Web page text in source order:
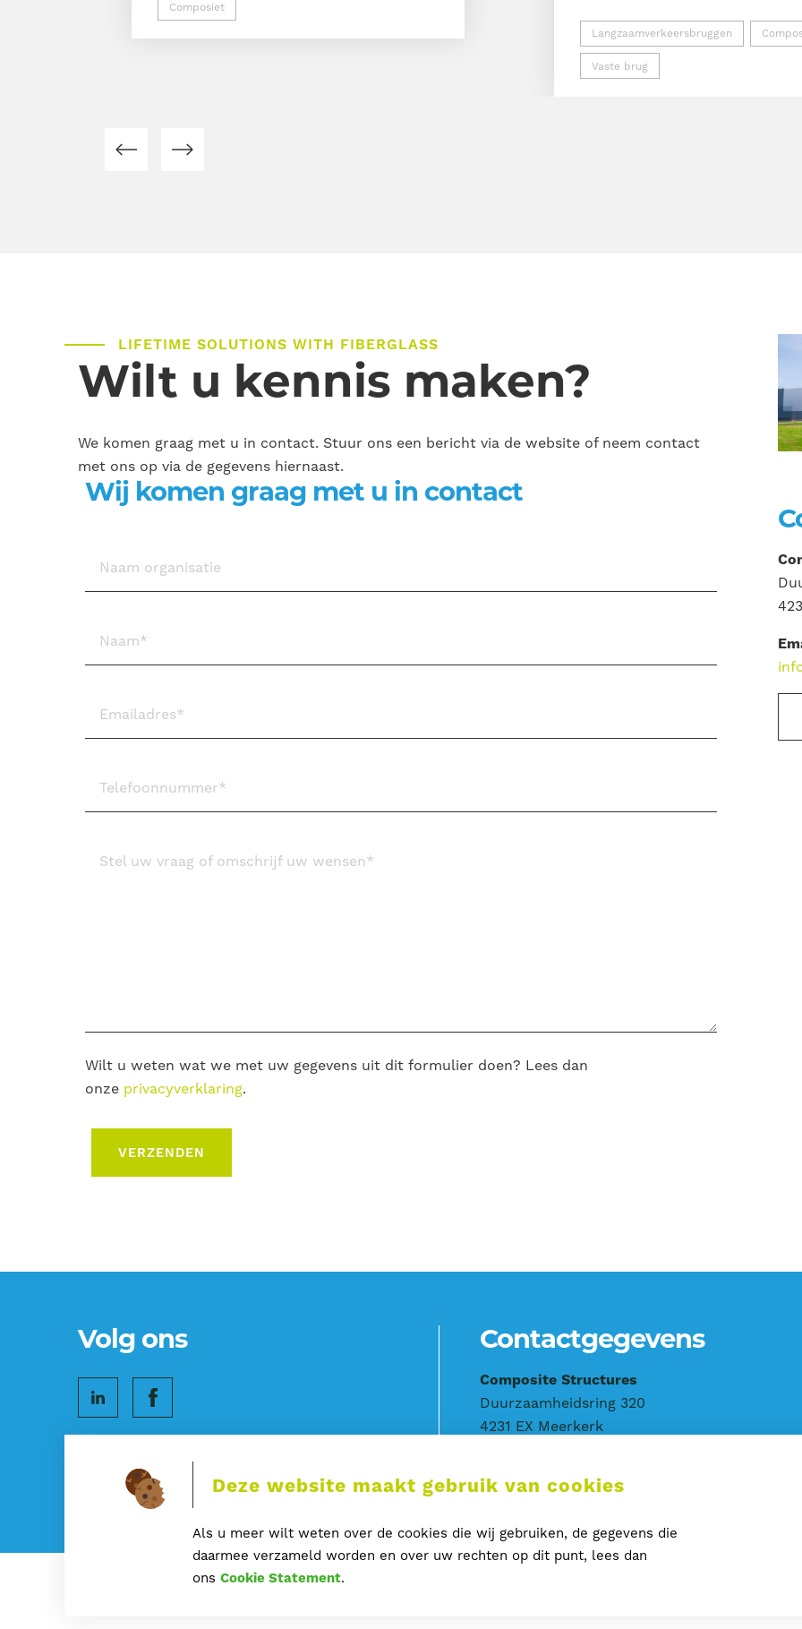
Deze website maakt gebruik van cookies
Als u meer wilt weten over de cookies die wij gebruiken, de gegevens die
daarmee verzameld worden en over uw rechten op dit punt, lees dan
ons Cookie Statement.
Composiet
Langzaamverkeersbruggen
Vaste brug
LIFETIME SOLUTIONS WITH FIBERGLASS
Wilt u kennis maken?
We komen graag met u in contact. Stuur ons een bericht via de website of neem contact
met ons op via de gegevens hiernaast.
Wij komen graag met u in contact
Naam organisatie
Naam*
Emailadres*
Telefoonnummer*
Stel uw vraag of omschrijf uw wensen*
Wilt u weten wat we met uw gegevens uit dit formulier doen? Lees dan
onze privacyverklaring.
VERZENDEN
Volg ons Contactgegevens
Composite Structures
Duurzaamheidsring 320
4231 EX Meerkerk
E info@compositestructures.nl